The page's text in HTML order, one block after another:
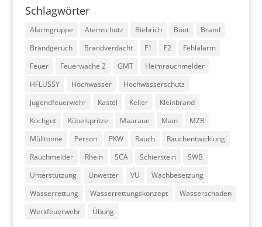
Schlagwörter
Alarmgruppe Atemschutz Biebrich Boot
Brand
Brandgeruch
Brandverdacht F1 F2
Fehlalarm
Feuer
Feuerwache 2 GMT
Heimrauchmelder
HFLUSSY
Hochwasser
Hochwasserschutz
Jugendfeuerwehr
Kastel Keller
Kleinbrand
Kochgut
Kübelspritze Maaraue Main
MZB
Mülltonne
Person PKW Rauch
Rauchentwicklung
Rauchmelder
Rhein SCA Schierstein
SWB
Unterstützung
Unwetter VU
Wachbesetzung
Wasserrettung
Wasserrettungskonzept
Wasserschaden
Werkfeuerwehr
Übung